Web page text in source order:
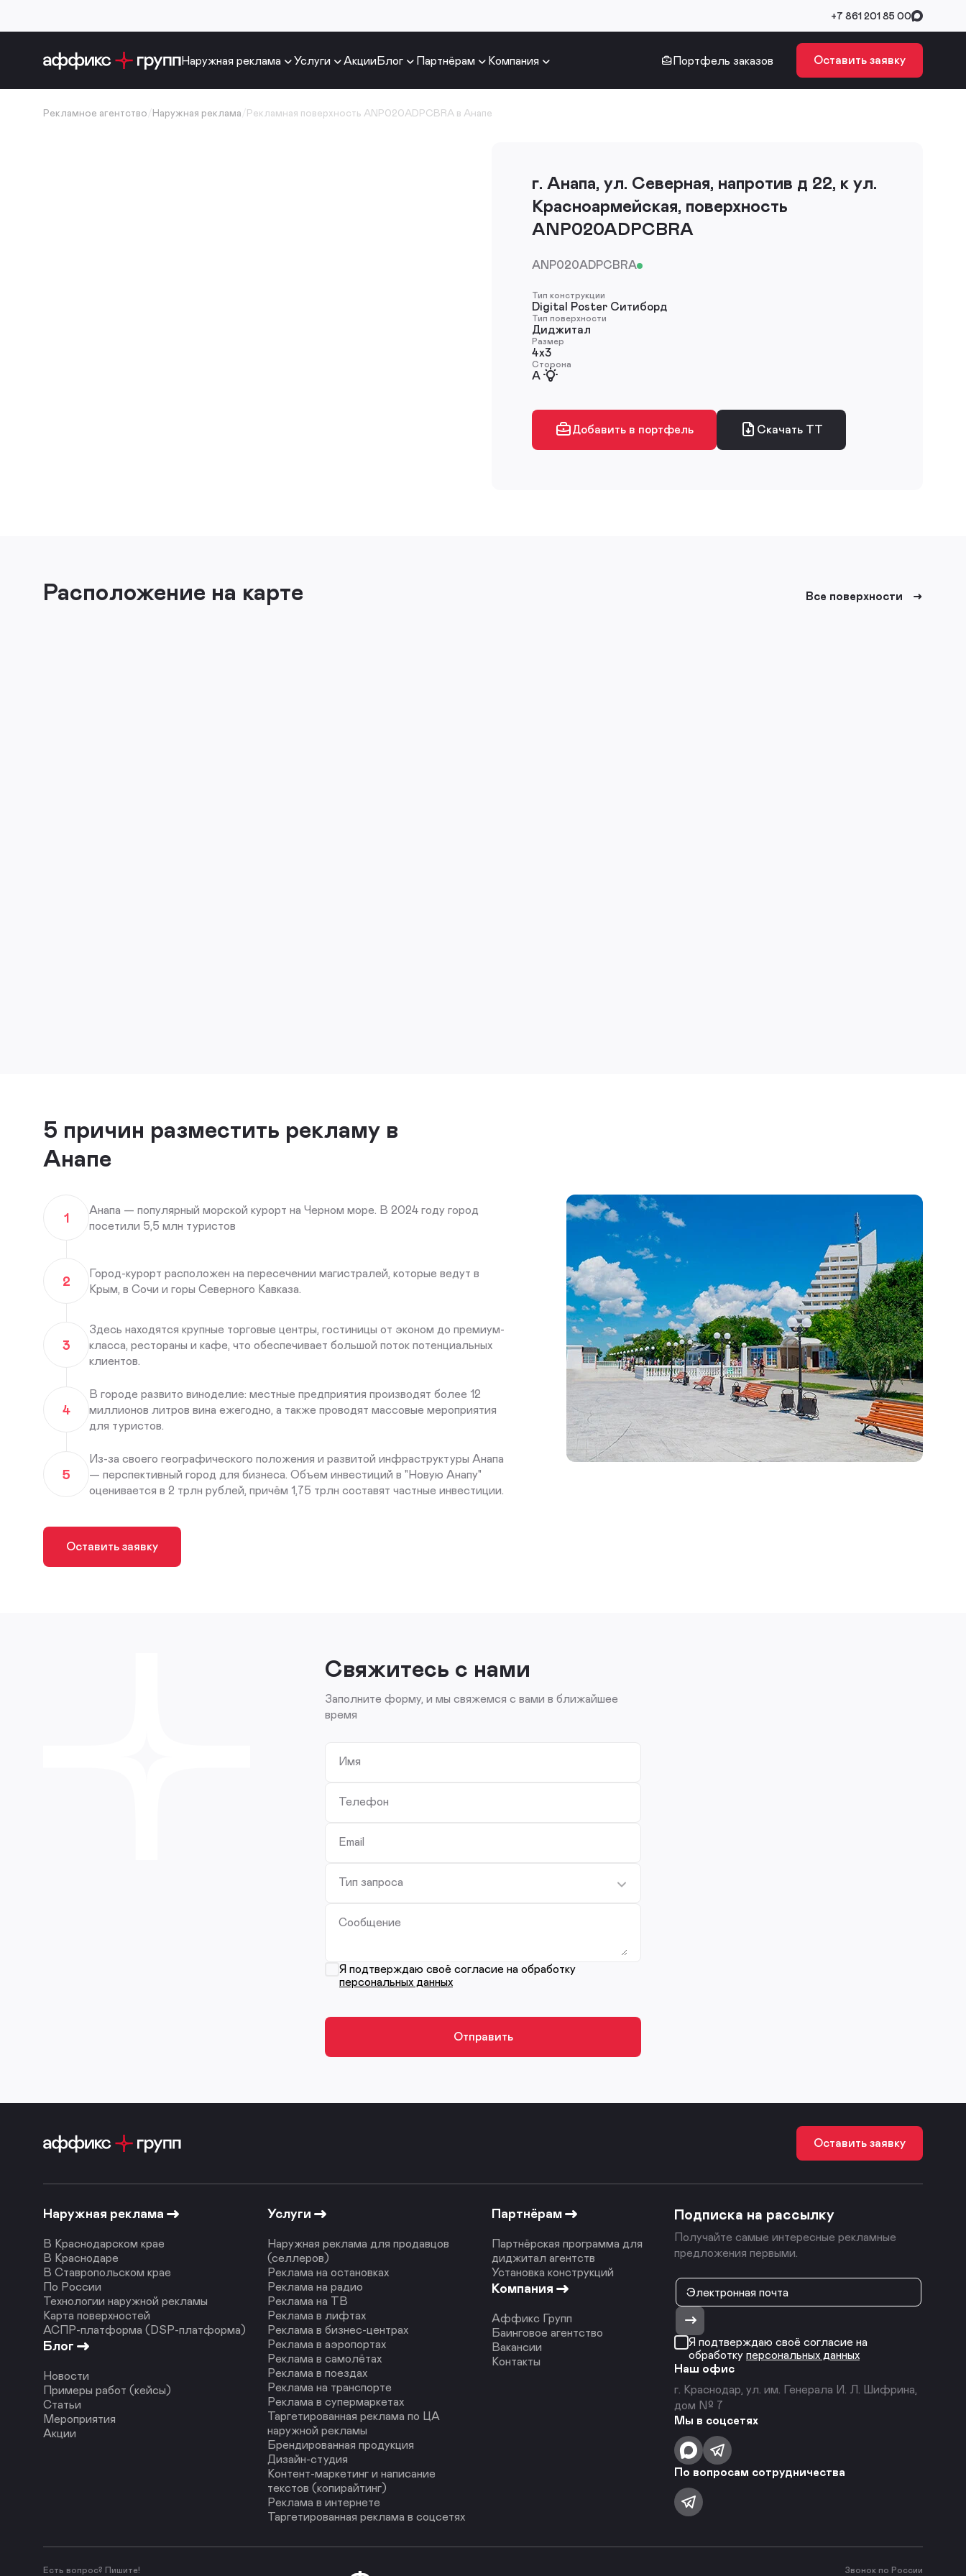
+7 861 201 85 00
Наружная реклама Услуги АкцииБлог Партнёрам Компания Портфель заказов Оставить заявку
Рекламное агентство Наружная реклама Рекламная поверхность ANP020ADPCBRA в Анапе
г. Анапа, ул. Северная, напротив д 22, к ул.
Красноармейская, поверхность
ANP020ADPCBRA
ANP020ADPCBRA
Тип конструкции
Digital Poster Ситиборд
Тип поверхности
Диджитал
Размер
4х3
Сторона
A
Добавить в портфель Скачать ТТ
Расположение на карте Все поверхности
5 причин разместить рекламу в
Анапе
1
Анапа — популярный морской курорт на Черном море. В 2024 году город
посетили 5,5 млн туристов
2
Город-курорт расположен на пересечении магистралей, которые ведут в
Крым, в Сочи и горы Северного Кавказа.
3
Здесь находятся крупные торговые центры, гостиницы от эконом до премиум-
класса, рестораны и кафе, что обеспечивает большой поток потенциальных
клиентов.
4
В городе развито виноделие: местные предприятия производят более 12
миллионов литров вина ежегодно, а также проводят массовые мероприятия
для туристов.
5
Из-за своего географического положения и развитой инфраструктуры Анапа
— перспективный город для бизнеса. Объем инвестиций в "Новую Анапу"
оценивается в 2 трлн рублей, причём 1,75 трлн составят частные инвестиции.
Оставить заявку
Свяжитесь с нами
Заполните форму, и мы свяжемся с вами в ближайшее
время
Имя
Телефон
Email
Тип запроса
Сообщение
Я подтверждаю своё согласие на обработку
персональных данных
Оставить заявку
Наружная реклама
В Краснодарском крае
В Краснодаре
В Ставропольском крае
По России
Технологии наружной рекламы
Карта поверхностей
АСПР-платформа (DSP-платформа)
Блог
Новости
Примеры работ (кейсы)
Статьи
Мероприятия
Акции
Услуги
Наружная реклама для продавцов
(селлеров)
Реклама на остановках
Реклама на радио
Реклама на ТВ
Реклама в лифтах
Реклама в бизнес-центрах
Реклама в аэропортах
Реклама в самолётах
Реклама в поездах
Реклама на транспорте
Реклама в супермаркетах
Таргетированная реклама по ЦА
наружной рекламы
Брендированная продукция
Дизайн-студия
Контент-маркетинг и написание
текстов (копирайтинг)
Реклама в интернете
Таргетированная реклама в соцсетях
Партнёрам
Партнёрская программа для
диджитал агентств
Установка конструкций
Компания
Аффикс Групп
Баинговое агентство
Вакансии
Контакты
Подписка на рассылку
Получайте самые интересные рекламные
предложения первыми.
Я подтверждаю своё согласие на
обработку персональных данных
Наш офис
г. Краснодар, ул. им. Генерала И. Л. Шифрина,
дом № 7
Мы в соцсетях
По вопросам сотрудничества
Есть вопрос? Пишите! Звонок по России